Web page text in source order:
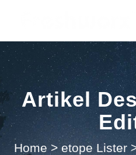
My tickets
Submit ticket
Login
Artikel
Home > etope Lister